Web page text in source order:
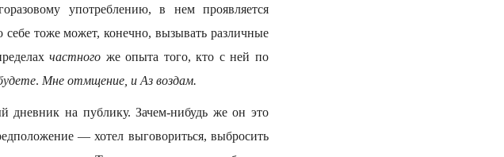
употреблению, в нем проявляется
тоже может, конечно, вызывать различные
частного же опыта того, кто с ней по
. Мне отмщение, и Аз воздам.
на публику. Зачем-нибудь же он это
— хотел выговориться, выбросить